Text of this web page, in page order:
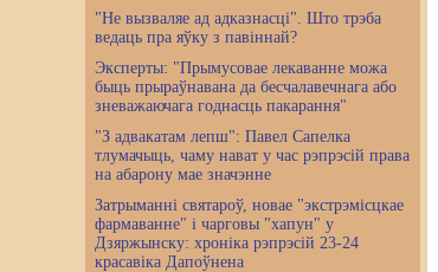
"Не вызваляе ад адказнасці". Што трэба
ведаць пра яўку з павіннай?
Эксперты: "Прымусовае лекаванне можа
быць прыраўнавана да бесчалавечнага або
зневажаючага годнасць пакарання"
"З адвакатам лепш": Павел Сапелка
тлумачыць, чаму нават у час рэпрэсій права
на абарону мае значэнне
Затрыманні святароў, новае "экстрэмісцкае
фармаванне" і чарговы "хапун" у
Дзяржынску: хроніка рэпрэсій 23-24
красавіка Дапоўнена